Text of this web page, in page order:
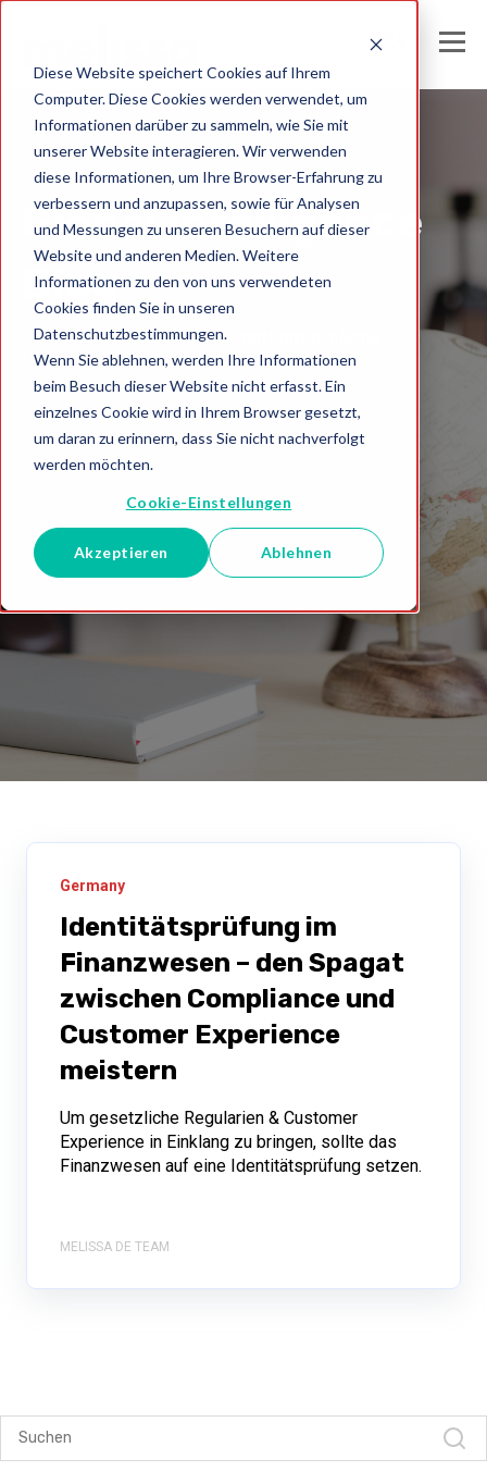
Diese Website speichert Cookies auf Ihrem
Computer. Diese Cookies werden verwendet, um
Informationen darüber zu sammeln, wie Sie mit
unserer Website interagieren. Wir verwenden
diese Informationen, um Ihre Browser-Erfahrung zu
verbessern und anzupassen, sowie für Analysen
und Messungen zu unseren Besuchern auf dieser
Website und anderen Medien. Weitere
Informationen zu den von uns verwendeten
Cookies finden Sie in unseren
Datenschutzbestimmungen.
Wenn Sie ablehnen, werden Ihre Informationen
beim Besuch dieser Website nicht erfasst. Ein
einzelnes Cookie wird in Ihrem Browser gesetzt,
um daran zu erinnern, dass Sie nicht nachverfolgt
werden möchten.
Cookie-Einstellungen
Akzeptieren Ablehnen
Melissa Germany
Global Intelligence
Blog
Einblicke und Analysen für datengetriebene
Unternehmen
Germany
Identitätsprüfung im
Finanzwesen – den Spagat
zwischen Compliance und
Customer Experience
meistern
Um gesetzliche Regularien & Customer
Experience in Einklang zu bringen, sollte das
Finanzwesen auf eine Identitätsprüfung setzen.
MELISSA DE TEAM